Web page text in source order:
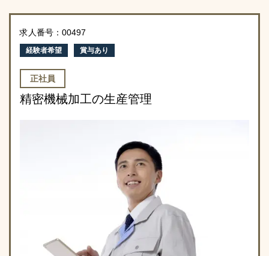
求人番号：00497
経験者希望 賞与あり
正社員
精密機械加工の生産管理